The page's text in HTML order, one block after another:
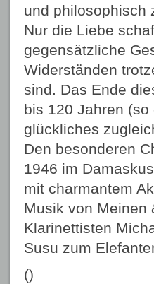
und philosophisch
Nur die Liebe
gegensätzliche
Widerständen
sind. Das Ende
bis 120 Jahren
glückliches
Den besonderen
1946 im
mit charmantem
Musik von Meinen
Klarinettisten
Susu zum
()